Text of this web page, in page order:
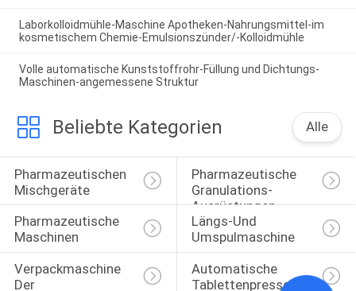
Laborkolloidmühle-Maschine Apotheken-Nahrungsmittel-im
kosmetischem Chemie-Emulsionszünder/-Kolloidmühle
Volle automatische Kunststoffrohr-Füllung und Dichtungs-
Maschinen-angemessene Struktur
Beliebte Kategorien Alle
Pharmazeutischen
Mischgeräte
Pharmazeutische
Granulations-
Ausrüstungen
Pharmazeutische
Maschinen
Längs-Und
Umspulmaschine
Verpackmaschine
Der
Automatische
Tablettenpressemaschine